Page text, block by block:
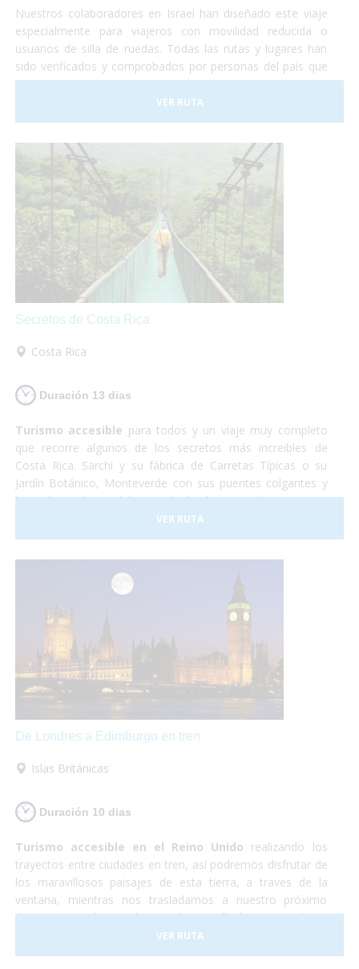
Nuestros colaboradores en Israel han diseñado este viaje
especialmente para viajeros con movilidad reducida o
usuarios de silla de ruedas. Todas las rutas y lugares han
sido verificados y comprobados por personas del país que
nos garantizan su máxima accesibilidad!
VER RUTA
Secretos de Costa Rica
Costa Rica
Duración 13 dias
Turismo accesible para todos y un viaje muy completo
que recorre algunos de los secretos más increibles de
Costa Rica: Sarchi y su fábrica de Carretas Típicas o su
Jardín Botánico, Monteverde con sus puentes colgantes y
lugar de residencia del Quetzal, el Volcan Arenal y sus aguas
termales, Sarapiqui con su naturaleza y el tour del
chocolate para terminar relajándonos en las playas de
VER RUTA
De Londres a Edimburgo en tren
Islas Británicas
Duración 10 dias
Turismo accesible en el Reino Unido realizando los
trayectos entre ciudades en tren, así podremos disfrutar de
los maravillosos paisajes de esta tierra, a traves de la
ventana, mientras nos trasladamos a nuestro próximo
destino.Londres, Liverpool y Edimburgo, cultura,
shopping, historia y naturaleza. Un país completamente
preparado para hacer que la experiencia de todos los
VER RUTA